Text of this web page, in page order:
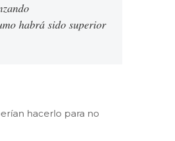
habrá sido superior
hacerlo para no